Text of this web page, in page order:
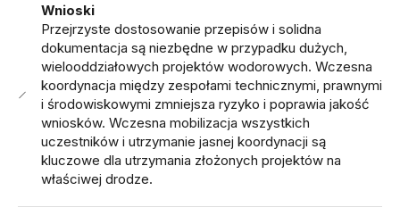
Wnioski
Przejrzyste dostosowanie przepisów i solidna
dokumentacja są niezbędne w przypadku dużych,
wielooddziałowych projektów wodorowych. Wczesna
koordynacja między zespołami technicznymi, prawnymi
i środowiskowymi zmniejsza ryzyko i poprawia jakość
wniosków. Wczesna mobilizacja wszystkich
uczestników i utrzymanie jasnej koordynacji są
kluczowe dla utrzymania złożonych projektów na
właściwej drodze.